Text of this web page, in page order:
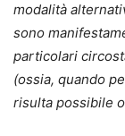
modalità
sono
particolari
(ossia, quando
risulta possibile